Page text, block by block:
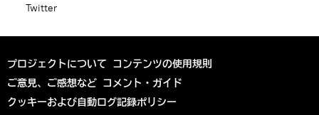
Twitter
プロジェクトについて コンテンツの使用規則
ご意見、ご感想など コメント・ガイド
クッキーおよび自動ログ記録ポリシー